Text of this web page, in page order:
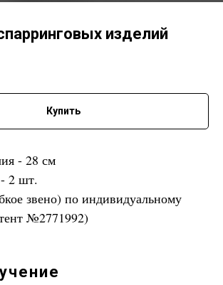
изделий
Купить
- 28 см
2 шт.
звено) по индивидуальному
№2771992)